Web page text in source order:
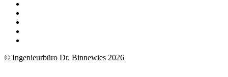
© Ingenieurbüro Dr. Binnewies 2026